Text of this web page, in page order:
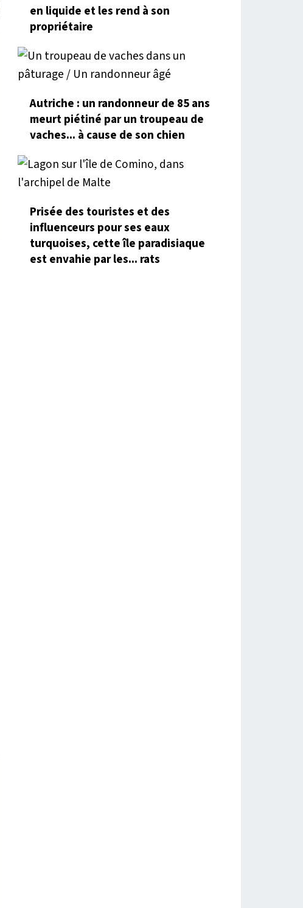
en liquide et les rend à son
propriétaire
Autriche : un randonneur de 85 ans
meurt piétiné par un troupeau de
vaches... à cause de son chien
Prisée des touristes et des
influenceurs pour ses eaux
turquoises, cette île paradisiaque
est envahie par les... rats